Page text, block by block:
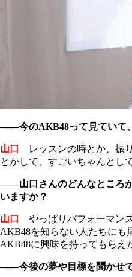
――今のAKB48って見ていて
山口
レッスンの時とか、振
とかして、すごいちゃんとし
――山口さんのどんなところ
いますか？
山口
やっぱりパフォーマン
AKB48を知らない人たちにも
AKB48に興味を持ってもらえ
――今後の夢や目標を聞かせて